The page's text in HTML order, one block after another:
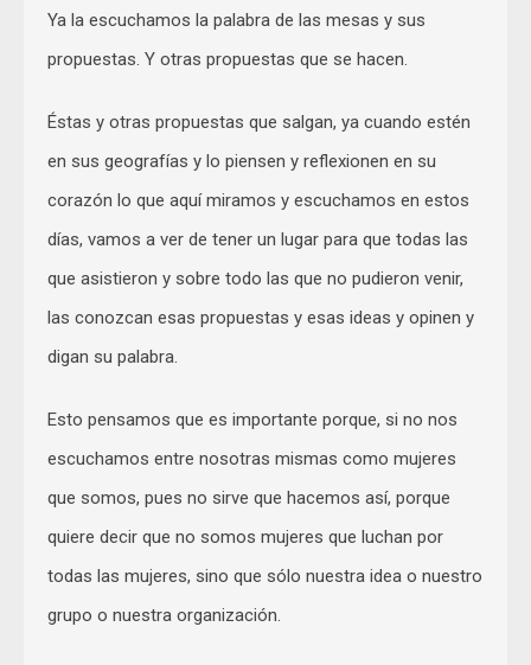
Ya la escuchamos la palabra de las mesas y sus
propuestas. Y otras propuestas que se hacen.
Éstas y otras propuestas que salgan, ya cuando estén
en sus geografías y lo piensen y reflexionen en su
corazón lo que aquí miramos y escuchamos en estos
días, vamos a ver de tener un lugar para que todas las
que asistieron y sobre todo las que no pudieron venir,
las conozcan esas propuestas y esas ideas y opinen y
digan su palabra.
Esto pensamos que es importante porque, si no nos
escuchamos entre nosotras mismas como mujeres
que somos, pues no sirve que hacemos así, porque
quiere decir que no somos mujeres que luchan por
todas las mujeres, sino que sólo nuestra idea o nuestro
grupo o nuestra organización.